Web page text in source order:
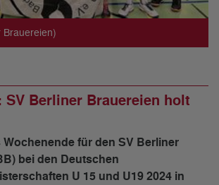
Brauereien)
SV Berliner Brauereien holt
für den SV Berliner
bei den Deutschen
U 15 und U19 2024 in